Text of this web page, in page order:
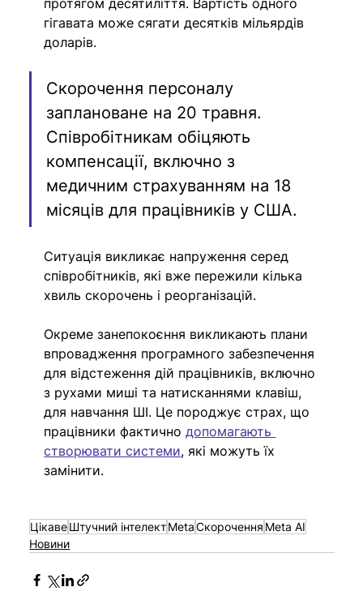
протягом десятиліття. Вартість одного
гігавата може сягати десятків мільярдів
доларів.
Скорочення персоналу
заплановане на 20 травня.
Співробітникам обіцяють
компенсації, включно з
медичним страхуванням на 18
місяців для працівників у США.
Ситуація викликає напруження серед
співробітників, які вже пережили кілька
хвиль скорочень і реорганізацій.
Окреме занепокоєння викликають плани
впровадження програмного забезпечення
для відстеження дій працівників, включно
з рухами миші та натисканнями клавіш,
для навчання ШІ. Це породжує страх, що
працівники фактично допомагають
створювати системи, які можуть їх
замінити.
ЦікавеШтучний інтелектMetaСкорочення Meta AI
Новини